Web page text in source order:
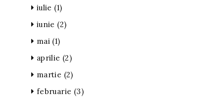
iulie (1)
iunie (2)
mai (1)
aprilie (2)
martie (2)
februarie (3)